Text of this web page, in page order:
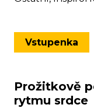
Vstupenka
Prožitkově
rytmu srdce